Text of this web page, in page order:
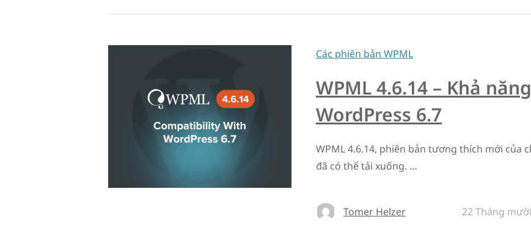
Các phiên bản WPML
WPML 4.6.14 – Khả
WordPress 6.7
WPML 4.6.14, phiên bản tương thích mới của
đã có thể tải xuống. …
Tomer Helzer 22 Tháng